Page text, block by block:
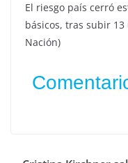
El riesgo país cerró
básicos, tras subir
Nación)